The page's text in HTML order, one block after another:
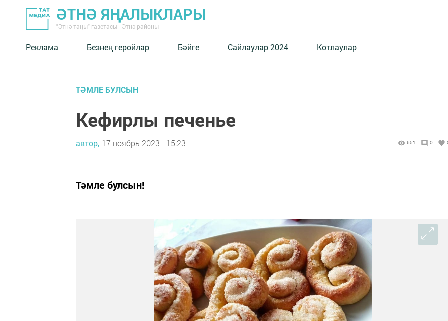
ӘТНӘ ЯҢАЛЫКЛАРЫ
"Әтнә таңы" газетасы - Әтнә районы
Реклама Безнең геройлар Бәйге Сайлаулар 2024 Котлаулар
ТӘМЛЕ БУЛСЫН
Кефирлы печенье
автор, 17 ноябрь 2023 - 15:23 651 0
Тәмле булсын!